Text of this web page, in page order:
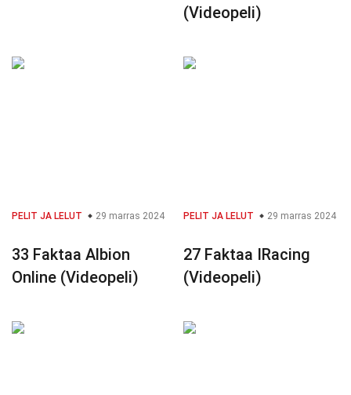
(Videopeli)
PELIT JA LELUT 29 marras 2024
33 Faktaa Albion
Online (Videopeli)
PELIT JA LELUT 29 marras 2024
27 Faktaa IRacing
(Videopeli)